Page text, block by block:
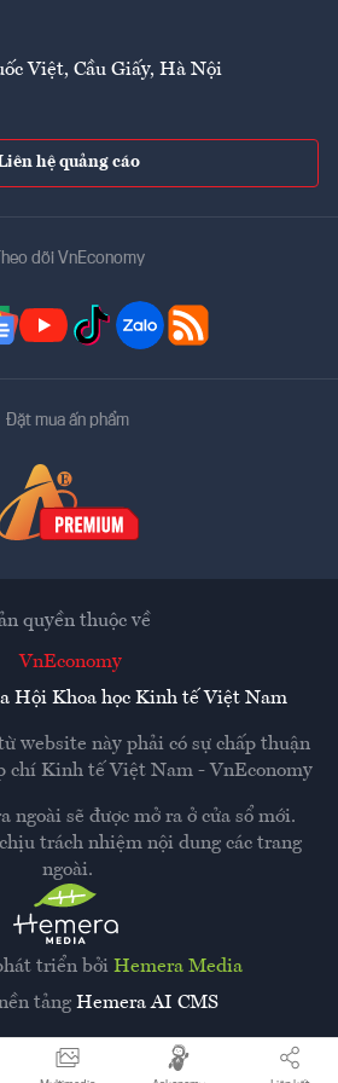
Việt, Cầu Giấy, Hà Nội
hệ quảng cáo
Theo dõi VnEconomy
Đặt mua ấn phẩm
triển bởi Hemera Media
tảng Hemera AI CMS
quyền thuộc về
VnEconomy
Hội Khoa học Kinh tế Việt Nam
website này phải có sự chấp thuận
chí Kinh tế Việt Nam - VnEconomy
ngoài sẽ được mở ra ở cửa sổ mới.
trách nhiệm nội dung các trang
ngoài.